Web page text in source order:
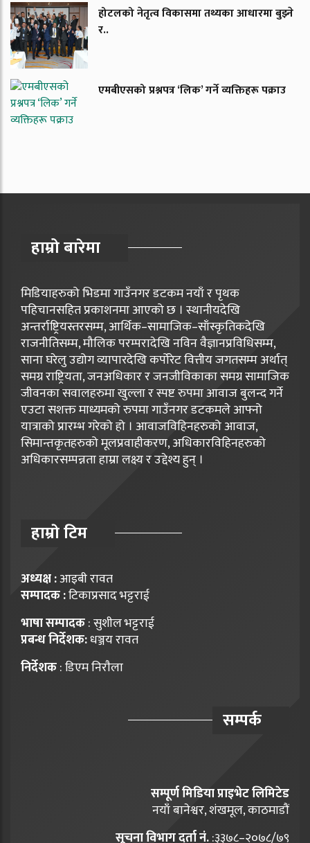
होटलको नेतृत्व विकासमा तथ्यका आधारमा बुझ्ने
र..
एमबीएसको प्रश्नपत्र ‘लिक’ गर्ने व्यक्तिहरू पक्राउ
हाम्रो बारेमा
मिडियाहरुको भिडमा गाउँनगर डटकम नयाँ र पृथक
पहिचानसहित प्रकाशनमा आएको छ । स्थानीयदेखि
अन्तर्राष्ट्रियस्तरसम्म, आर्थिक–सामाजिक–साँस्कृतिकदेखि
राजनीतिसम्म, मौलिक परम्परादेखि नविन वैज्ञानप्रविधिसम्म,
साना घरेलु उद्योग व्यापारदेखि कर्पोरेट वित्तीय जगतसम्म अर्थात्
समग्र राष्ट्रियता, जनअधिकार र जनजीविकाका समग्र सामाजिक
जीवनका सवालहरुमा खुल्ला र स्पष्ट रुपमा आवाज बुलन्द गर्ने
एउटा सशक्त माध्यमको रुपमा गाउँनगर डटकमले आफ्नो
यात्राको प्रारम्भ गरेको हो । आवाजविहिनहरुको आवाज,
सिमान्तकृतहरुको मूलप्रवाहीकरण, अधिकारविहिनहरुको
अधिकारसम्पन्नता हाम्रा लक्ष्य र उद्देश्य हुन् ।
हाम्राे टिम
अध्यक्ष :आइबी रावत
सम्पादक :टिकाप्रसाद भट्टराई
भाषा सम्पादक: सुशील भट्टराई
प्रबन्ध निर्देशक:धञ्जय रावत
निर्देशक: डिएम निराैला
सम्पर्क
सम्पूर्ण मिडिया प्राइभेट लिमिटेड
नयाँ बानेश्वर, शंखमूल, काठमाडौं
सूचना विभाग दर्ता नं.:३३७८–२०७८/७९